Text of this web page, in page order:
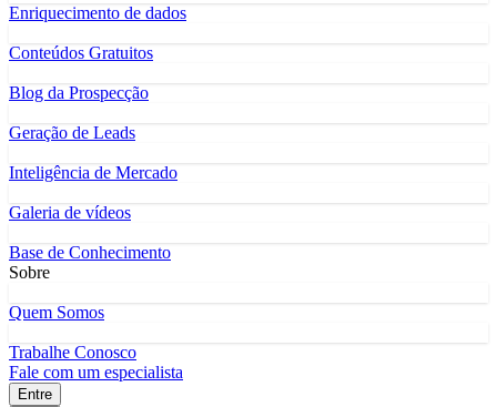
Enriquecimento de dados
Conteúdos Gratuitos
Blog da Prospecção
Geração de Leads
Inteligência de Mercado
Galeria de vídeos
Base de Conhecimento
Sobre
Quem Somos
Trabalhe Conosco
Fale com um especialista
Entre